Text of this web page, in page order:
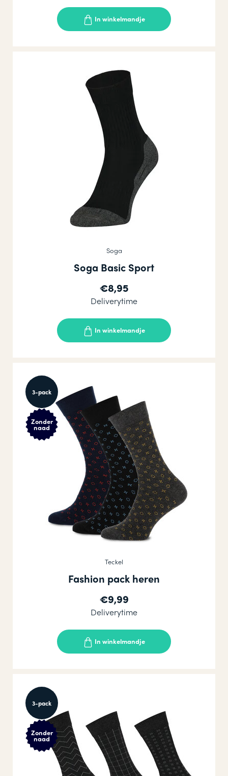
In winkelmandje
Soga
Soga Basic Sport
€8,95
Deliverytime
In winkelmandje
3-pack
Zonder
naad
Teckel
Fashion pack heren
€9,99
Deliverytime
In winkelmandje
3-pack
Zonder
naad